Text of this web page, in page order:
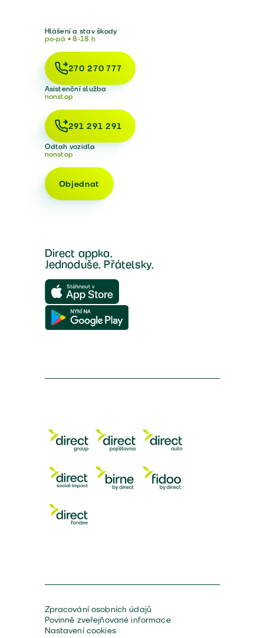
Hlášení a stav škody
po-pá • 8-18 h
270 270 777
Asistenční služba
nonstop
291 291 291
Odtah vozidla
nonstop
Objednat
Direct appka.
Jednoduše. Přátelsky.
Zpracování osobních údajů
Povinně zveřejňované informace
Nastavení cookies